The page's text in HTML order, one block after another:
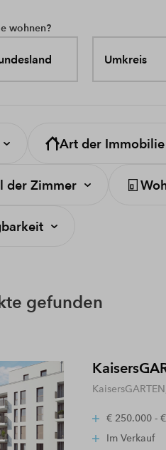
wohnen?
Umkreis
Art der Immobilie
der Zimmer
gefunden
€ 250.000 -
Im Verkauf